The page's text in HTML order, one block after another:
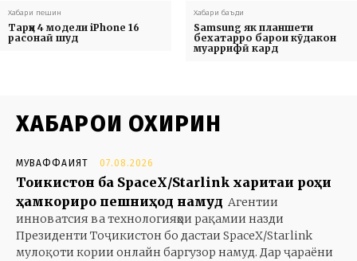
Хабари пешин
Тарҳи 4 модели iPhone 16
расонаӣ шуд
Хабари баъди
Samsung як планшети
бехатарро барои кӯдакон
муаррифӣ кард
ХАБАРҲОИ ОХИРИН
МУВАФФАҚИЯТ 07.08.2026
Тоҷикистон ба SpaceX/Starlink харитаи роҳи
ҳамкориро пешниҳод намуд Агентии
инноватсия ва технологияҳои рақамии назди
Президенти Тоҷикистон бо дастаи SpaceX/Starlink
мулоқоти кории онлайн баргузор намуд. Дар ҷараёни